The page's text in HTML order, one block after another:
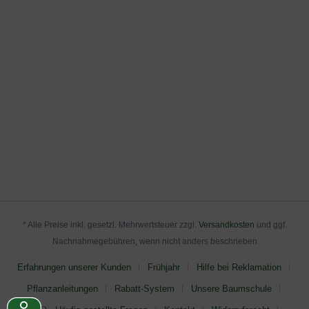
* Alle Preise inkl. gesetzl. Mehrwertsteuer zzgl. Versandkosten und ggf.
Nachnahmegebühren, wenn nicht anders beschrieben
Erfahrungen unserer Kunden Frühjahr Hilfe bei Reklamation
Pflanzanleitungen Rabatt-System Unsere Baumschule